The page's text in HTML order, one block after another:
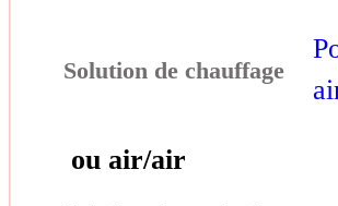
ou air/air